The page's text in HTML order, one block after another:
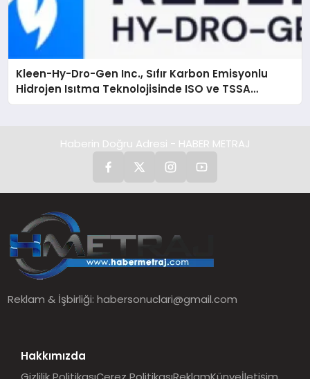
Kleen-Hy-Dro-Gen Inc., Sıfır Karbon Emisyonlu
Hidrojen Isıtma Teknolojisinde ISO ve TSSA
Düzenleyici Onaylarını Aldı
Haberin Doğru Adresi - HABER METRAJ
Reklam & İşbirliği:habersonuclari@gmail.com
Hakkımızda